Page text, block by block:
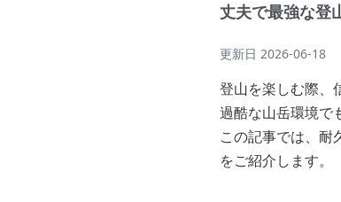
丈夫で最強な登
更新日 2026-06-18
登山を楽しむ際、
過酷な山岳環境で
この記事では、耐
をご紹介します。